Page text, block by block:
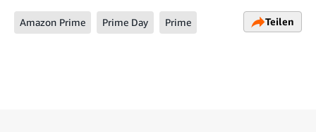
Amazon Prime Prime Day Prime Teilen